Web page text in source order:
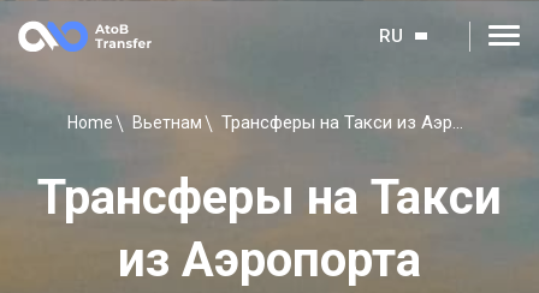
RU
Home Вьетнам Трансферы на Такси из Аэропорта Дананга
Трансферы на Такси
из Аэропорта